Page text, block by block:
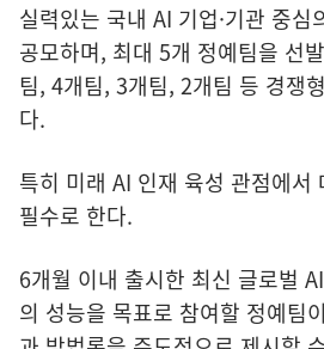
실력있는 국내 AI 기업·기관 중심
공모하며, 최대 5개 정예팀을 선
팀, 4개팀, 3개팀, 2개팀 등 경쟁
다.
특히 미래 AI 인재 육성 관점에서
필수로 한다.
6개월 이내 출시한 최신 글로벌
의 성능을 목표로 참여할 정예팀